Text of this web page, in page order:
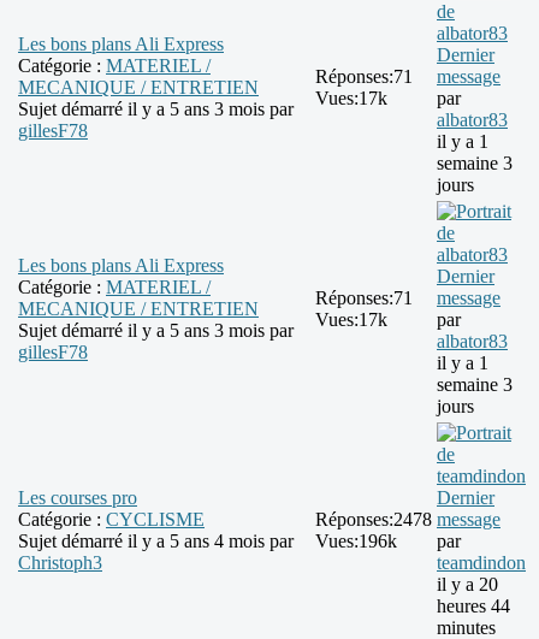
Les bons plans Ali Express
Catégorie : MATERIEL /
MECANIQUE / ENTRETIEN
Sujet démarré il y a 5 ans 3 mois par
gillesF78
Réponses:71
Vues:17k
Dernier
message
par
albator83
il y a 1
semaine 3
jours
Les bons plans Ali Express
Catégorie : MATERIEL /
MECANIQUE / ENTRETIEN
Sujet démarré il y a 5 ans 3 mois par
gillesF78
Réponses:71
Vues:17k
Dernier
message
par
albator83
il y a 1
semaine 3
jours
Les courses pro
Catégorie : CYCLISME
Sujet démarré il y a 5 ans 4 mois par
Christoph3
Réponses:2478
Vues:196k
Dernier
message
par
teamdindon
il y a 20
heures 44
minutes